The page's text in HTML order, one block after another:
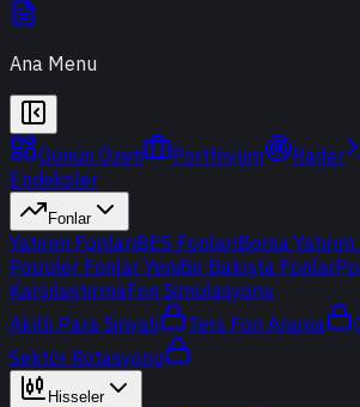
Ana Menu
Günün Özeti Portföyüm Radar
Endeksler
Fonlar
Yatırım FonlarıBES FonlarıBorsa
Popüler Fonlar YeniBir Bakışta Fonlar
KarşılaştırmaFon Simülasyonu
Akıllı Para Sinyali
Ters Fon Arama
Sektör Rotasyonu
Hisseler